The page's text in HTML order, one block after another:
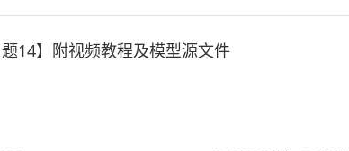
14】附视频教程及模型源文件